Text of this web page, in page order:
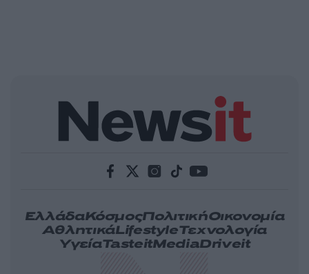
ΕλλάδαΚόσμοςΠολιτικήΟικονομία
ΑθλητικάLifestyleΤεχνολογία
ΥγείαTasteitMediaDriveit